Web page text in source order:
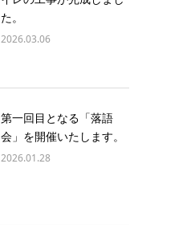
た。
2026.03.06
第一回目となる「落語
会」を開催いたします。
2026.01.28